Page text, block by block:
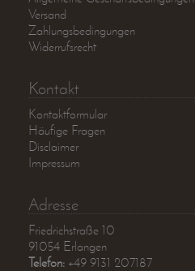
Versand
Zahlungsbedingungen
Widerrufsrecht
Kontakt
Kontaktformular
Häufige Fragen
Disclaimer
Impressum
Adresse
Friedrichstraße 10
91054 Erlangen
Telefon: +49 9131 207187